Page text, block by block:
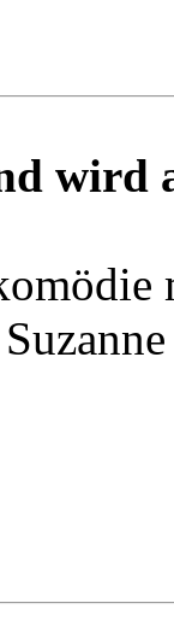
wird